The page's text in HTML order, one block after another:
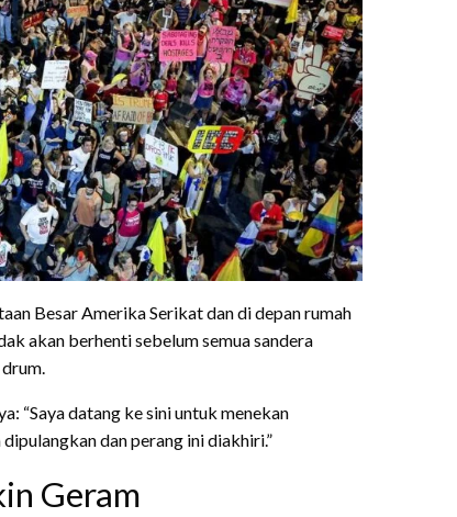
Besar Amerika Serikat dan di depan rumah
akan berhenti sebelum semua sandera
“Saya datang ke sini untuk menekan
dan perang ini diakhiri.”
Geram